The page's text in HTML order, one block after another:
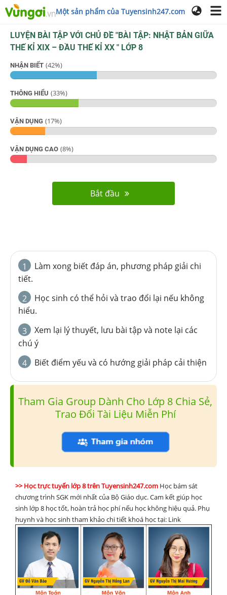
Một sản phẩm của Tuyensinh247.com
LUYỆN BÀI TẬP VỚI CHỦ ĐỀ "BÀI TẬP: NHẬT BẢN GIỮA
THẾ KỈ XIX – ĐẦU THẾ KỈ XX " LỚP 8
NHẬN BIẾT (42%)
THÔNG HIỂU (33%)
VẬN DỤNG (17%)
VẬN DỤNG CAO (8%)
Bắt đầu
1
Làm xong biết đáp án, phương pháp giải chi
tiết.
2
Học sinh có thể hỏi và trao đổi lại nếu không
hiểu.
3
Xem lại lý thuyết, lưu bài tập và note lại các
chú ý
4
Biết điểm yếu và có hướng giải pháp cải thiện
Tham Gia Group Dành Cho Lớp 8 Chia Sẻ,
Trao Đổi Tài Liệu Miễn Phí
>> Học trực tuyến lớp 8 trên Tuyensinh247.com Học bám sát
chương trình SGK mới nhất của Bộ Giáo dục. Cam kết giúp học
sinh lớp 8 học tốt, hoàn trả học phí nếu học không hiệu quả. Phụ
huynh và học sinh tham khảo chi tiết khoá học tại: Link